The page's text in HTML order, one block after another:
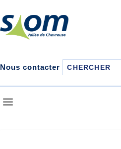
Nous contacter